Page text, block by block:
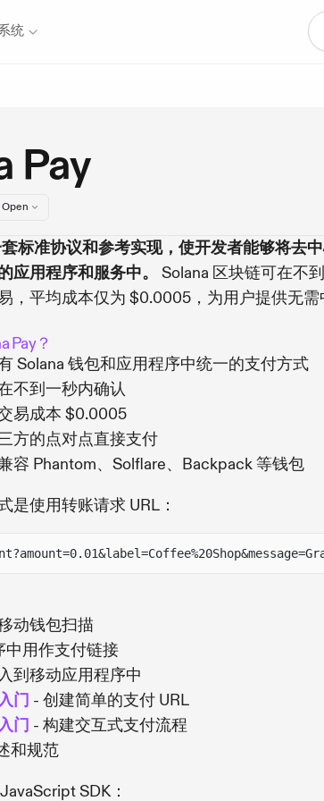
统
Pay
Open
标准协议和参考实现，使开发者能够将去
应用程序和服务中。
Solana 区块链可在不
，平均成本仅为 $0.0005，为用户提供无需
Pay？
Solana 钱包和应用程序中统一的支付方式
不到一秒内确认
易成本 $0.0005
方的点对点直接支付
容 Phantom、Solflare、Backpack 等钱包
是使用转账请求 URL：
动钱包扫描
中用作支付链接
到移动应用程序中
门 - 创建简单的支付 URL
门 - 构建交互式支付流程
和规范
SDK：